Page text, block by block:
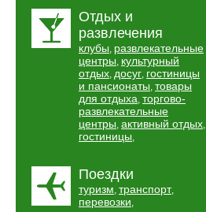
Отдых и
развлечения
клубы, развлекательные
центры, культурный
отдых, досуг, гостиницы
и пансионаты, товары
для отдыха, торгово-
развлекательные
центры, активный отдых,
гостиницы,
Поездки
туризм, транспорт,
перевозки,